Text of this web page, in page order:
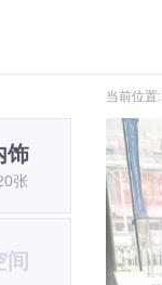
当前位置:
饰
张
间